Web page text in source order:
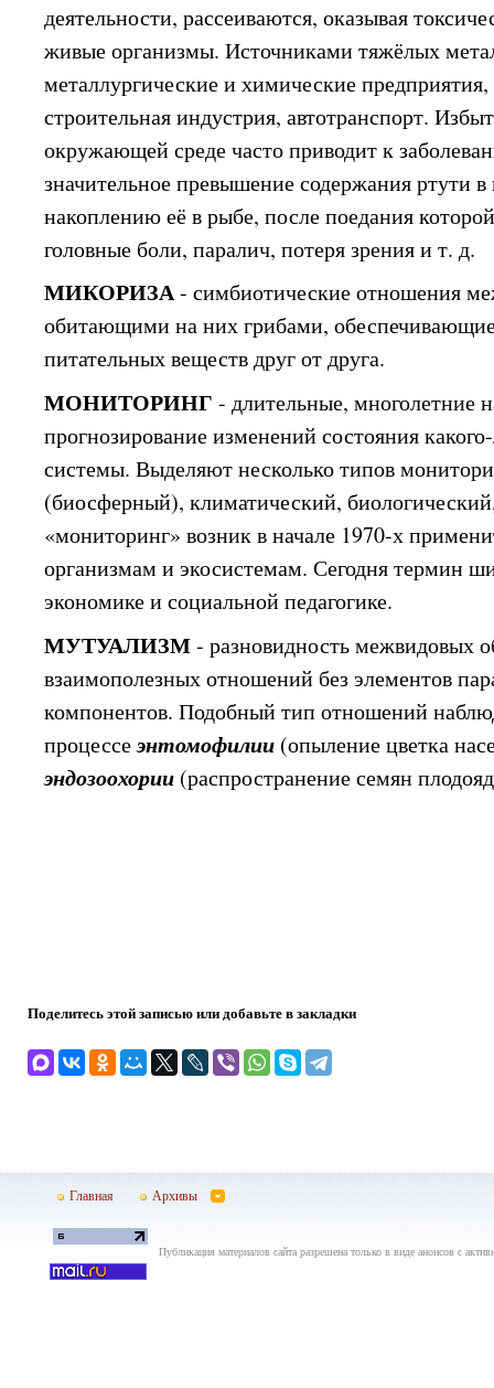
деятельности, рассеиваются, оказывая
живые организмы. Источниками тяжёлых
металлургические и химические предприятия,
строительная индустрия, автотранспорт.
окружающей среде часто приводит к
значительное превышение содержания ртути
накоплению её в рыбе, после поедания
головные боли, паралич, потеря зрения и т. д.
МИКОРИЗА- симбиотические отношения
обитающими на них грибами,
питательных веществ друг от друга.
МОНИТОРИНГ- длительные, многолетние
прогнозирование изменений состояния
системы. Выделяют несколько типов
(биосферный), климатический,
«мониторинг» возник в начале 1970-х
организмам и экосистемам. Сегодня термин
экономике и социальной педагогике.
МУТУАЛИЗМ- разновидность межвидовых
взаимополезных отношений без элементов
компонентов. Подобный тип отношений
процессеэнтомофилии (опыление цветка
эндозоохории (распространение семян
Поделитесь этой записью или добавьте в закладки
Главная Архивы
Публикация материалов сайта разрешена только в виде анонсов с